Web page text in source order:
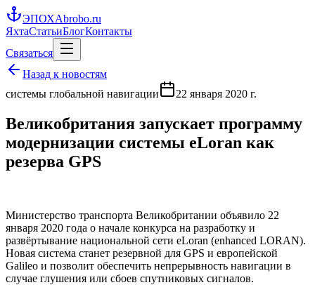
ЭПОХАbrobo.ru
ЯхтаСтатьиБлогКонтакты
Связаться
Назад к новостям
системы глобальной навигации
22 января 2020 г.
Великобритания запускает программу
модернизации системы eLoran как
резерва GPS
Министерство транспорта Великобритании объявило 22
января 2020 года о начале конкурса на разработку и
развёртывание национальной сети eLoran (enhanced LORAN).
Новая система станет резервной для GPS и европейской
Galileo и позволит обеспечить непрерывность навигации в
случае глушения или сбоев спутниковых сигналов.